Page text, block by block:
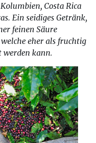
Costa Rica
Ein seidiges Getränk,
feinen Säure
eher als fruchtig
kann.